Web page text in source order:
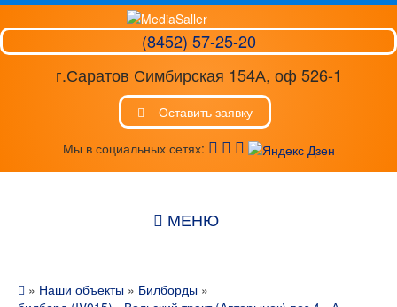
(8452) 57-25-20
г.Саратов Симбирская 154А, оф 526-1
Оставить заявку
Мы в социальных сетях:
МЕНЮ
» Наши объекты » Билборды »